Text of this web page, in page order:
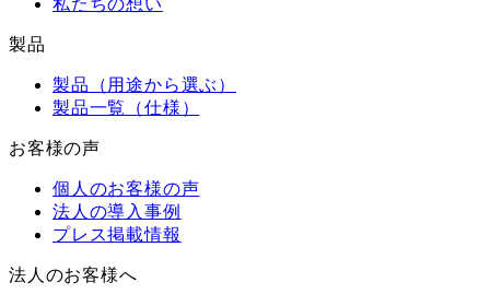
製品
製品（用途から選ぶ）
製品一覧（仕様）
お客様の声
個人のお客様の声
法人の導入事例
プレス掲載情報
法人のお客様へ